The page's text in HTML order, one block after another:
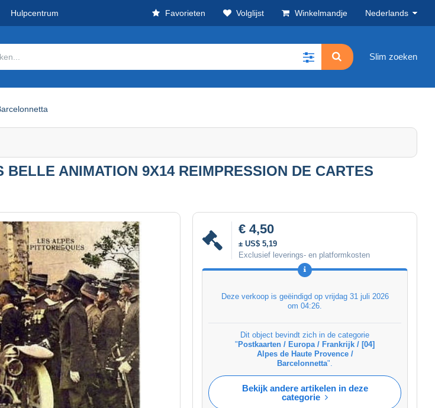
Hulpcentrum Favorieten Volglijst Winkelmandje Nederlands
Slim zoeken
ANIMATION 9X14 REIMPRESSION DE CARTES
€ 4,50
± US$ 5,19
Exclusief leverings- en platformkosten
Deze verkoop is geëindigd op vrijdag 31 juli 2026
om 04:26
Dit object bevindt zich in de categorie
" Postkaarten / Europa / Frankrijk / [04]
Alpes de Haute Provence /
Barcelonnetta".
Bekijk andere artikelen in deze
categorie